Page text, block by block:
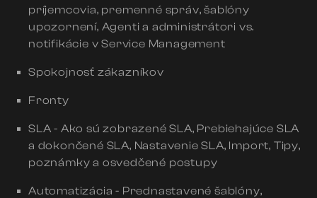
príjemcovia, premenné správ, šablóny
upozornení, Agenti a administrátori vs.
notifikácie v Service Management
Spokojnosť zákazníkov
Fronty
SLA - Ako sú zobrazené SLA, Prebiehajúce SLA
a dokončené SLA, Nastavenie SLA, Import, Tipy,
poznámky a osvedčené postupy
Automatizácia - Prednastavené šablóny,